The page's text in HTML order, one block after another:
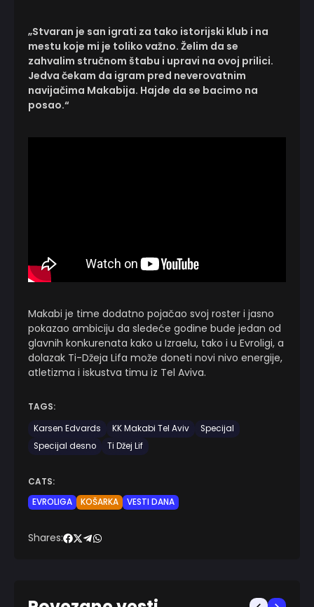
„Stvaran je san igrati za tako istorijski klub i na
mestu koje mi je toliko važno. Želim da se
zahvalim stručnom štabu i upravi na ovoj prilici.
Jedva čekam da igram pred neverovatnim
navijačima Makabija. Hajde da se bacimo na
posao.“
Makabi je time dodatno pojačao svoj roster i jasno
pokazao ambiciju da sledeće godine bude jedan od
glavnih konkurenata kako u Izraelu, tako i u Evroligi, a
dolazak Ti-Džeja Lifa može doneti novi nivo energije,
atletizma i iskustva timu iz Tel Aviva.
TAGS:
Karsen Edvards
KK Makabi Tel Aviv
Specijal
Specijal desno
Ti Džej Lif
CATS:
EVROLIGA
KOŠARKA VESTI DANA
Shares: